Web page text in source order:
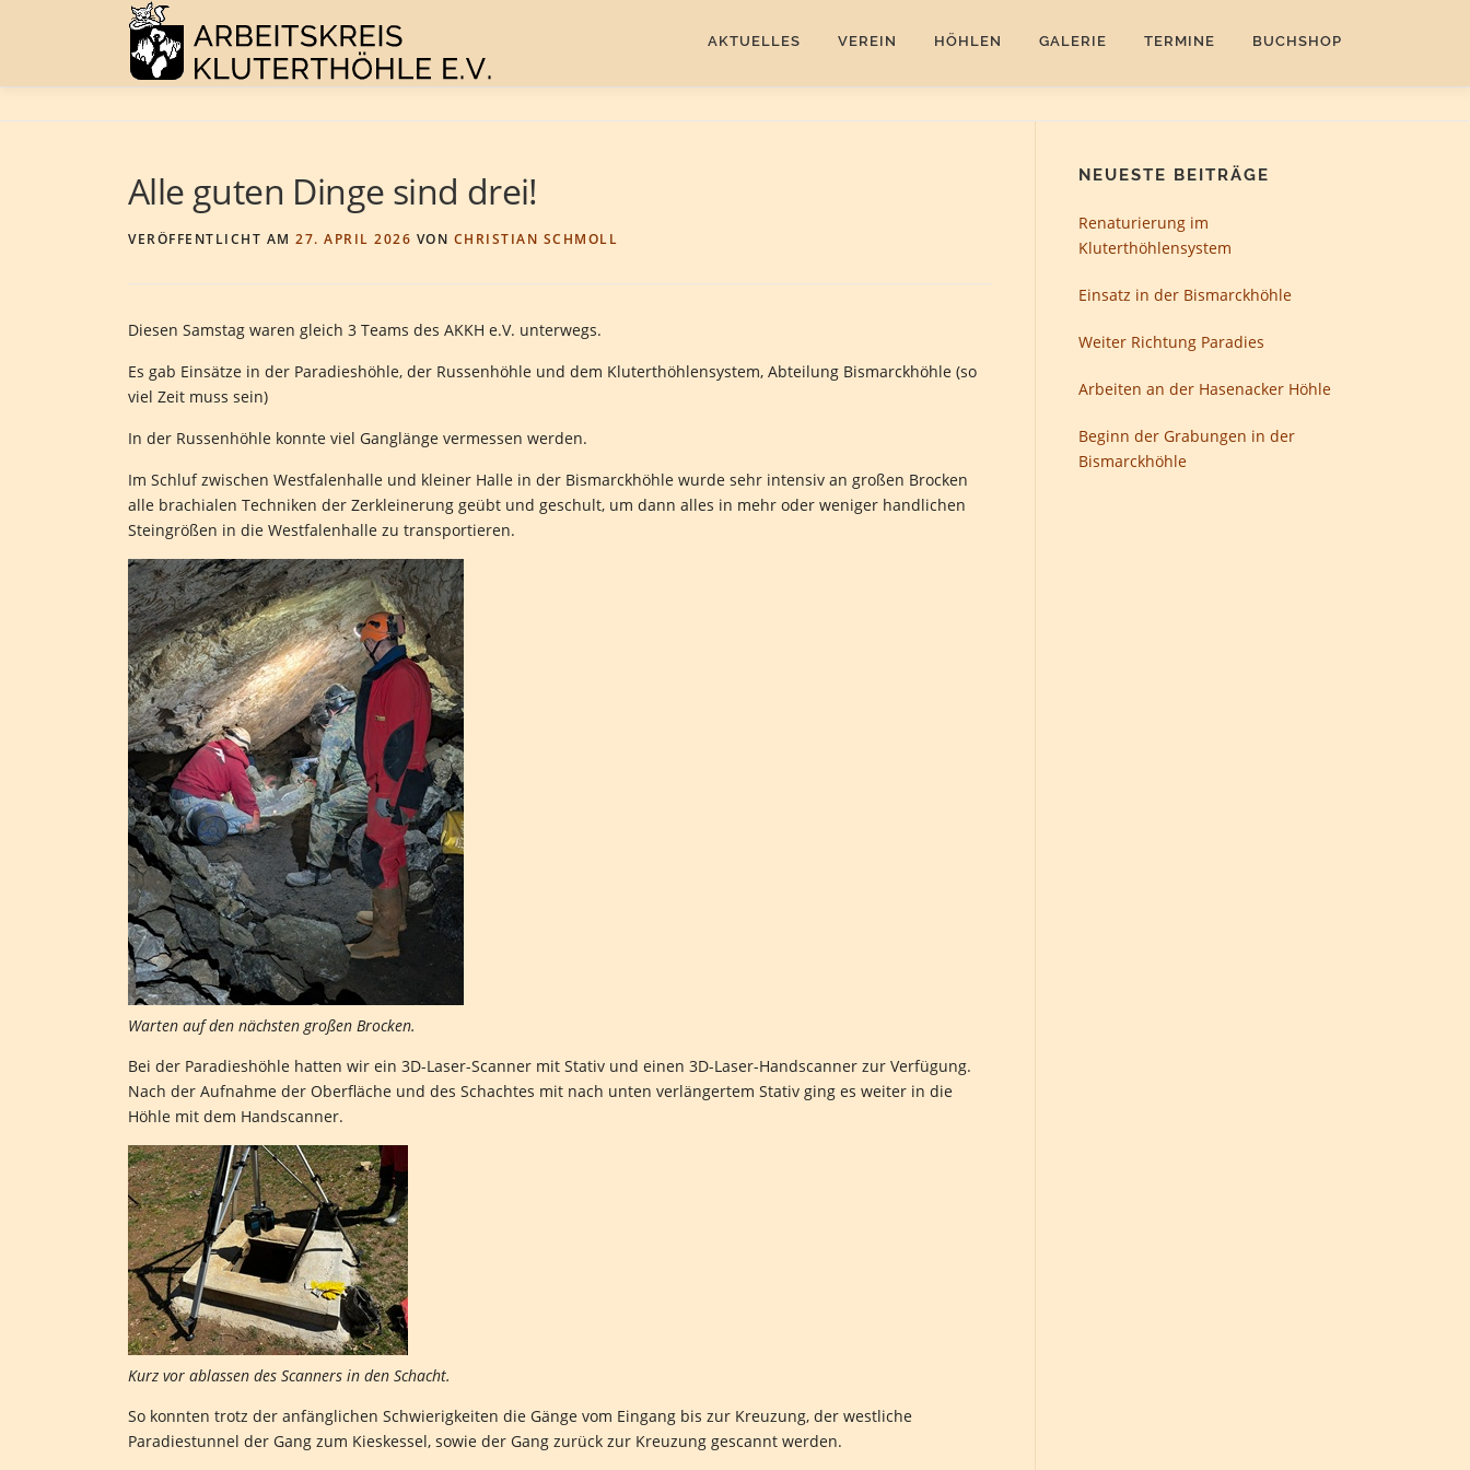
AKTUELLES VEREIN HÖHLEN GALERIE TERMINE BUCHSHOP
Alle guten Dinge sind drei!
VERÖFFENTLICHT AM 27. APRIL 2026 VON CHRISTIAN SCHMOLL
Diesen Samstag waren gleich 3 Teams des AKKH e.V. unterwegs.
Es gab Einsätze in der Paradieshöhle, der Russenhöhle und dem Kluterthöhlensystem, Abteilung Bismarckhöhle (so
viel Zeit muss sein)
In der Russenhöhle konnte viel Ganglänge vermessen werden.
Im Schluf zwischen Westfalenhalle und kleiner Halle in der Bismarckhöhle wurde sehr intensiv an großen Brocken
alle brachialen Techniken der Zerkleinerung geübt und geschult, um dann alles in mehr oder weniger handlichen
Steingrößen in die Westfalenhalle zu transportieren.
Warten auf den nächsten großen Brocken.
Bei der Paradieshöhle hatten wir ein 3D-Laser-Scanner mit Stativ und einen 3D-Laser-Handscanner zur Verfügung.
Nach der Aufnahme der Oberfläche und des Schachtes mit nach unten verlängertem Stativ ging es weiter in die
Höhle mit dem Handscanner.
Kurz vor ablassen des Scanners in den Schacht.
So konnten trotz der anfänglichen Schwierigkeiten die Gänge vom Eingang bis zur Kreuzung, der westliche
Paradiestunnel der Gang zum Kieskessel, sowie der Gang zurück zur Kreuzung gescannt werden.
NEUESTE BEITRÄGE
Renaturierung im
Kluterthöhlensystem
Einsatz in der Bismarckhöhle
Weiter Richtung Paradies
Arbeiten an der Hasenacker Höhle
Beginn der Grabungen in der
Bismarckhöhle